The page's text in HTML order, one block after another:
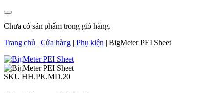
Chưa có sản phẩm trong giỏ hàng.
Trang chủ | Cửa hàng | Phụ kiện | BigMeter PEI Sheet
SKU HH.PK.MD.20